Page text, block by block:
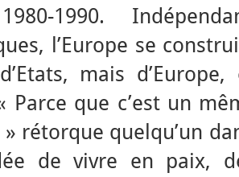
1990.
l’Europe se
mais
« Parce que c’est un
rétorque quelqu’un
de vivre en paix,